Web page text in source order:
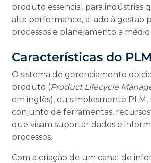
produto essencial para indústrias
alta performance, aliado à gestão
processos e planejamento a
Características do PLM
O sistema de gerenciamento do
produto (Product Lifecycle
em inglês), ou simplesmente
conjunto de ferramentas,
que visam suportar dados e
processos.
Com a criação de um canal de